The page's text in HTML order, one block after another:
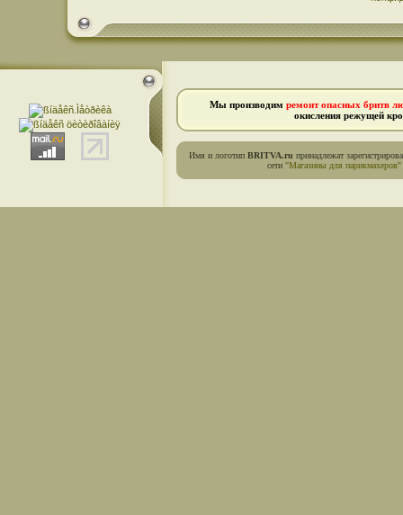
Мы производим ремонт опасных бритв
окисления режущей
Имя и логотип BRITVA.ru принадлежат
сети "Магазины для парикмахеров"